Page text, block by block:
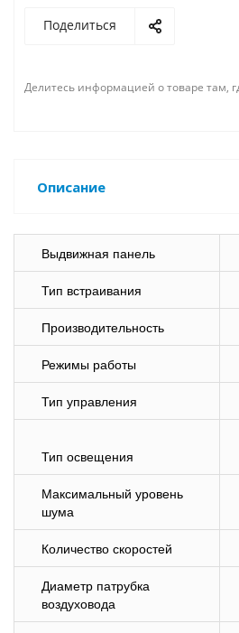
Поделиться
Делитесь информацией о товаре там,
Описание
Выдвижная панель
Тип встраивания
Производительность
Режимы работы
Тип управления
Тип освещения
Максимальный уровень
шума
Количество скоростей
Диаметр патрубка
воздуховода